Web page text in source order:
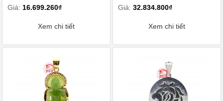
Giá: 16.699.260₫
Xem chi tiết
Giá: 32.834.800₫
Xem chi tiết